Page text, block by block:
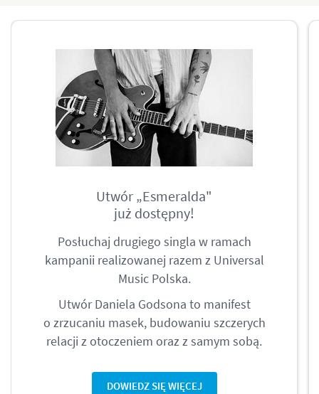
Utwór „Esmeralda"
już dostępny!
Posłuchaj drugiego singla w ramach
kampanii realizowanej razem z Universal
Music Polska.
Utwór Daniela Godsona to manifest
o zrzucaniu masek, budowaniu szczerych
relacji z otoczeniem oraz z samym sobą.
DOWIEDZ SIĘ WIĘCEJ